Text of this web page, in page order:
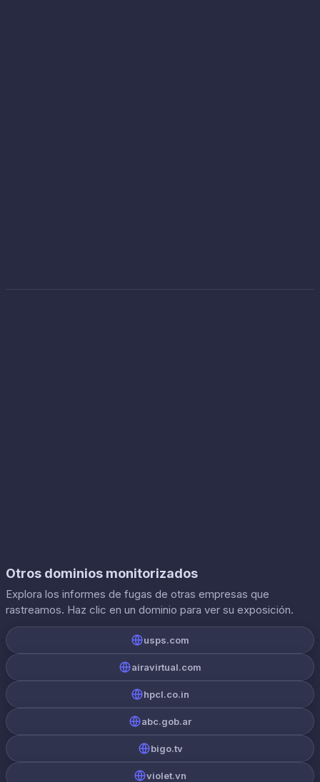
Otros dominios monitorizados
Explora los informes de fugas de otras empresas que
rastreamos. Haz clic en un dominio para ver su exposición.
usps.com
airavirtual.com
hpcl.co.in
abc.gob.ar
bigo.tv
violet.vn